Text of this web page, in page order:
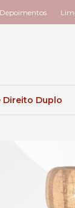
Direito Duplo